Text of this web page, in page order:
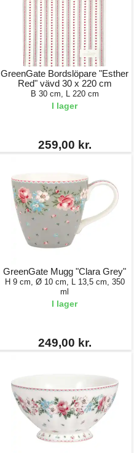
GreenGate Bordslöpare "Esther
Red" vävd 30 x 220 cm
B 30 cm, L 220 cm
I lager
259,00 kr.
GreenGate Mugg "Clara Grey"
H 9 cm, Ø 10 cm, L 13,5 cm, 350
ml
I lager
249,00 kr.